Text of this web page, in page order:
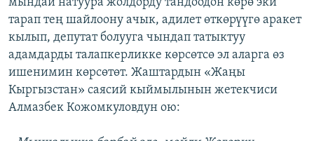
тарап тең шайлоону ачык, адилет өткөрүүгө аракет
кылып, депутат болууга чындап татыктуу
адамдарды талапкерликке көрсөтсө эл аларга өз
ишенимин көрсөтөт. Жаштардын «Жаңы
Кыргызстан» саясий кыймылынын жетекчиси
Алмазбек Кожомкуловдун ою: